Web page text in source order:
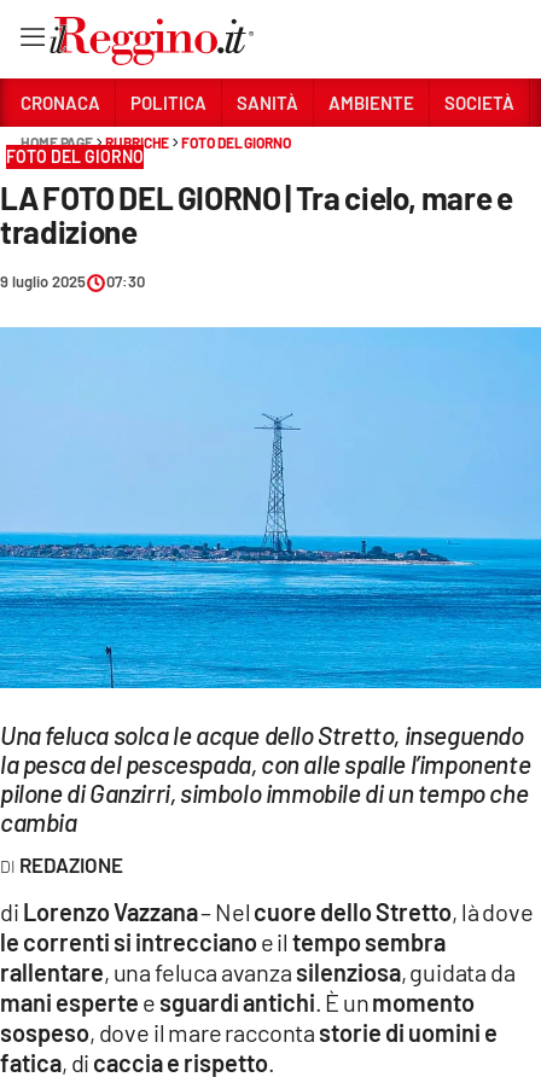
Sezioni
CRONACA
EVENTI
SPORT
Streaming
LAC TV
LAC NETWORK
LAC ONAIR
LaC
Network
LACPLAY.IT
LACTV.IT
LACONAIR.IT
CRONACA POLITICA SANITÀ AMBIENTE SOCIETÀ
HOME PAGE RUBRICHE FOTO DEL GIORNO
FOTO DEL GIORNO
LA FOTO DEL GIORNO | Tra cielo, mare e
tradizione
9 luglio 2025 07:30
Una feluca solca le acque dello Stretto, inseguendo
la pesca del pescespada, con alle spalle l’imponente
pilone di Ganzirri, simbolo immobile di un tempo che
cambia
REDAZIONE
di Lorenzo Vazzana– Nel cuore dello Stretto, là dove
le correnti si intreccianoe il tempo sembra
rallentare, una feluca avanza silenziosa, guidata da
mani esperte e sguardi antichi . È unmomento
sospeso, dove il mare racconta storie di uomini e
fatica, di caccia e rispetto